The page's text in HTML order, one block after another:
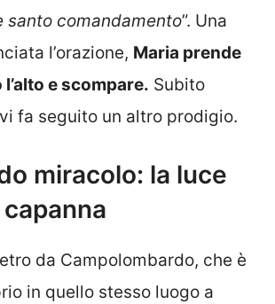
santo comandamento”. Una
l’orazione, Maria prende
e scompare. Subito
fa seguito un altro prodigio.
miracolo: la luce
da Campolombardo, che è
in quello stesso luogo a